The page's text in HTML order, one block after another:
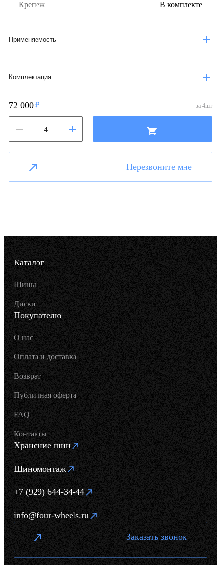
Крепеж В комплекте
Применяемость
Комплектация
72 000 за 4шт
Перезвоните мне
Каталог
Шины
Диски
Покупателю
О нас
Оплата и доставка
Возврат
Публичная оферта
FAQ
Контакты
Хранение шин
Шиномонтаж
+7 (929) 644-34-44
info@four-wheels.ru
Заказать звонок